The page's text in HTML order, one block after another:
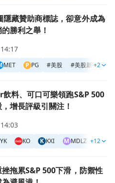
，卻意外成為品牌行銷的勝利
隱藏贊助商標誌，卻意外成為
勝利之舉！
MET P PG #美股 #美股新聞快訊
+2
跑S&P 500消費品股，增長
料、可口可樂領跑S&P 500
增長評級引關注！
KO K KXI MMDLZ M
+12
下滑，防禦性股票卻成為避風
拖累S&P 500下滑，防禦性